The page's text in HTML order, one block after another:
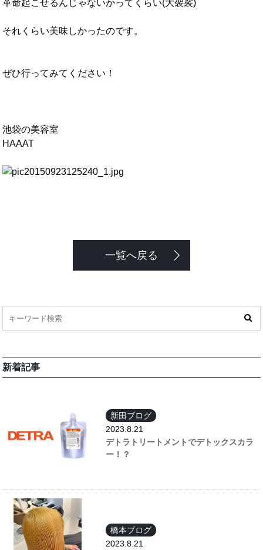
革命起こせるんじゃないかってくらい(大袈裟)
それくらい美味しかったのです。
ぜひ行ってみてください！
池袋の美容室
HAAAT
一覧へ戻る
新着記事
新田ブログ
2023.8.21
デトラトリートメントでデトックスカラ
ー！？
橋本ブログ
2023.8.21